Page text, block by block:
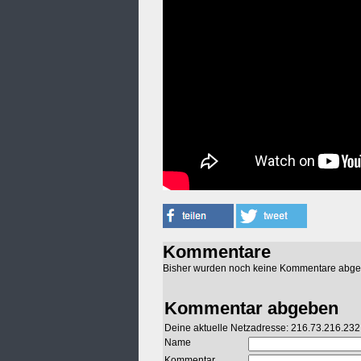
Kommentare
Bisher wurden noch keine Kommentare
Kommentar abgeben
Deine aktuelle Netzadresse: 216.73.216.232
Name